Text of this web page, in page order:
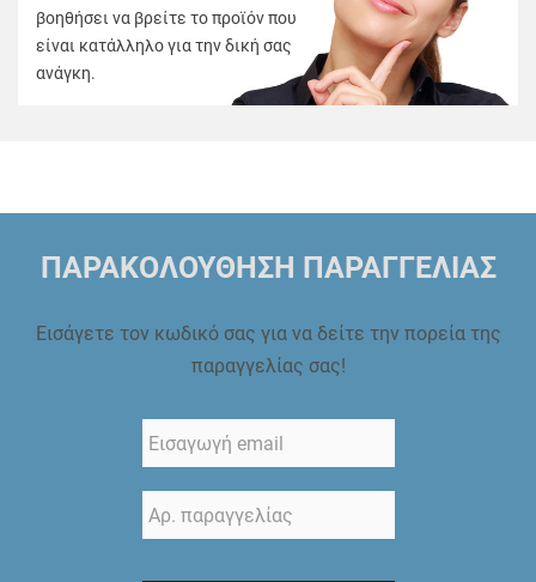
βοηθήσει να βρείτε το προϊόν που
είναι κατάλληλο για την δική σας
ανάγκη.
ΠΑΡΑΚΟΛΟΥΘΗΣΗ ΠΑΡΑΓΓΕΛΙΑΣ
Εισάγετε τον κωδικό σας για να δείτε την πορεία της
παραγγελίας σας!